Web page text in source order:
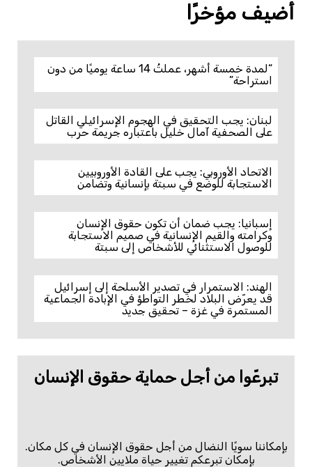
أضيف مؤخرًا
“لمدة خمسة أشهر، عملتُ 14 ساعة يوميًا من دون
استراحة”
لبنان: يجب التحقيق في الهجوم الإسرائيلي القاتل
على الصحفية آمال خليل باعتباره جريمة حرب
الاتحاد الأوروبي: يجب على القادة الأوروبيين
الاستجابة للوضع في سبتة بإنسانية وتضامن
إسبانيا: يجب ضمان أن تكون حقوق الإنسان
وكرامته والقيم الإنسانية في صميم الاستجابة
للوصول الاستثنائي للأشخاص إلى سبتة
الهند: الاستمرار في تصدير الأسلحة إلى إسرائيل
قد يعرّض البلاد لخطر التواطؤ في الإبادة الجماعية
المستمرة في غزة – تحقيق جديد
تبرعّوا من أجل حماية حقوق الإنسان
بإمكاننا سويًا النضال من أجل حقوق الإنسان في كل مكان.
بإمكان تبرعكم تغيير حياة ملايين الأشخاص.